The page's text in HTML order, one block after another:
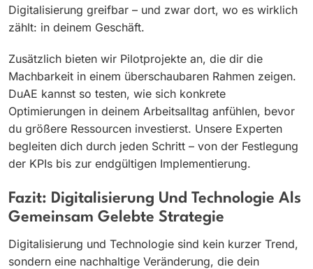
Digitalisierung greifbar – und zwar dort, wo es wirklich
zählt: in deinem Geschäft.
Zusätzlich bieten wir Pilotprojekte an, die dir die
Machbarkeit in einem überschaubaren Rahmen zeigen.
DuAE kannst so testen, wie sich konkrete
Optimierungen in deinem Arbeitsalltag anfühlen, bevor
du größere Ressourcen investierst. Unsere Experten
begleiten dich durch jeden Schritt – von der Festlegung
der KPIs bis zur endgültigen Implementierung.
Fazit: Digitalisierung Und Technologie Als
Gemeinsam Gelebte Strategie
Digitalisierung und Technologie sind kein kurzer Trend,
sondern eine nachhaltige Veränderung, die dein